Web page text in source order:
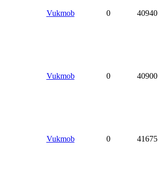
Vukmob 0 40940
Vukmob 0 40900
Vukmob 0 41675